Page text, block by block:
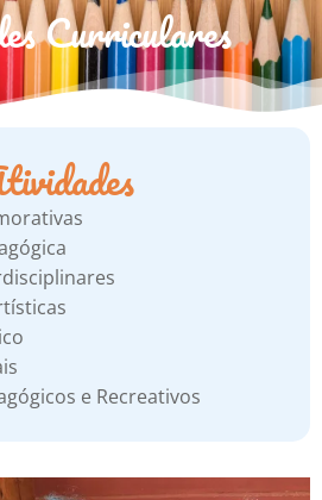
Curriculares
e Recreativos